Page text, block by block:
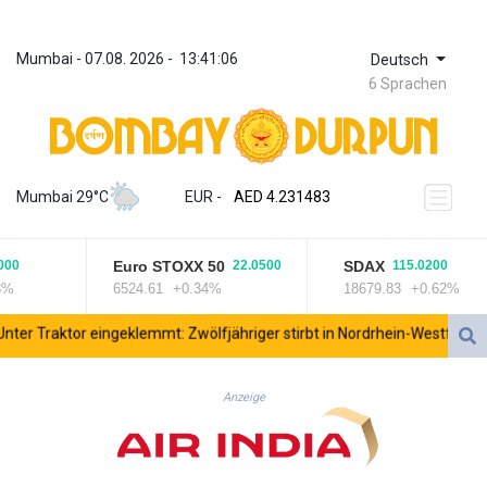
Mumbai - 07.08. 2026 - 13:41:06 Deutsch
6 Sprachen
Mumbai 29°C EUR -
ZWL 371.010688
AED 4.231483
AFN 75.467656
AMD 422.196577
AOA 1057.72755
ARS 1728.022837
AUD 1.6396
AZN 1.938486
BAM 1.956247
BBD 2.325032
BDT 142.892687
Euro STOXX 50 22.0500
6524.61 +0.34%
SDAX 115.0200
18679.83 +0.62%
Traktor eingeklemmt: Zwölfjähriger stirbt in Nordrhein-Westfalen
Anzeige